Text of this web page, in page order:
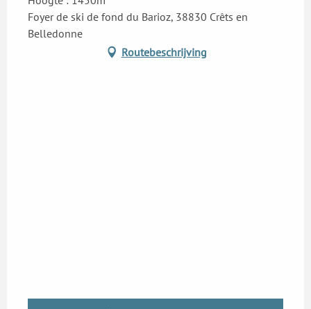
Foyer de ski de fond du Barioz, 38830 Crêts en
Belledonne
Routebeschrijving